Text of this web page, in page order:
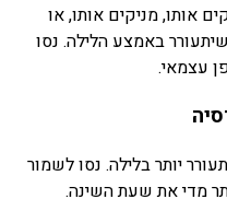
אותו, מניקים אותו, או
באמצע הלילה. נסו
עצמאי.
יותר בלילה. נסו לשמור
מדי את שעת השינה.